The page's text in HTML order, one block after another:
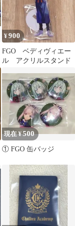
¥900
FGO ベディヴィエー
ル アクリルスタンド
現在 ¥500
① FGO 缶バッジ